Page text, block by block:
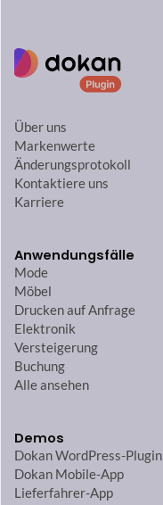
Über uns
Markenwerte
Änderungsprotokoll
Kontaktiere uns
Karriere
Anwendungsfälle
Mode
Möbel
Drucken auf Anfrage
Elektronik
Versteigerung
Buchung
Alle ansehen
Demos
Dokan WordPress-Plugin
Dokan Mobile-App
Lieferfahrer-App